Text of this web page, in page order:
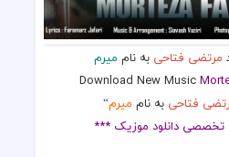
مرتضی فتاحی به نام میرم
Download New Music
فتاحی به نام میرم“
تخصصی دانلود موزیک ***